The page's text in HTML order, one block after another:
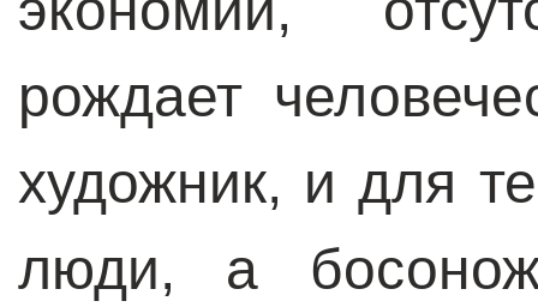
рождает
художник, и для
люди, а